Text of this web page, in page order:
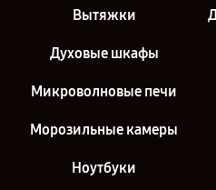
Вытяжки
Духовые шкафы
Микроволновые печи
Морозильные камеры
Ноутбуки